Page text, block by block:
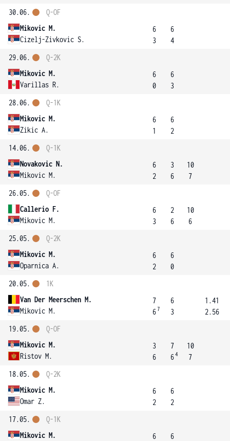
30.06.
Mikovic M.
Cizelj-Zivkovic S.
Q-OF
6
3
6
4
29.06.
Mikovic M.
Varillas R.
Q-2K
6
0
6
3
28.06.
Mikovic M.
Zikic A.
Q-1K
6
1
6
2
14.06.
Novakovic N.
Mikovic M.
Q-1K
6
2
3
6
10
7
26.05.
Callerio F.
Mikovic M.
Q-OF
6
3
2
6
10
6
25.05.
Mikovic M.
Oparnica A.
Q-2K
6
2
6
0
20.05.
Van Der Meerschen M.
Mikovic M.
1K
7
67
6
3
1.41
2.56
19.05.
Mikovic M.
Ristov M.
Q-OF
3
6
7
64
10
7
18.05.
Mikovic M.
Omar Z.
Q-2K
6
2
6
2
17.05.
Mikovic M.
Q-1K
6
6